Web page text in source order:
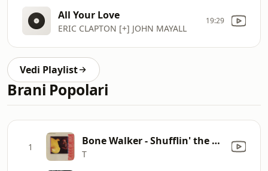
All Your Love
ERIC CLAPTON [+] JOHN MAYALL
19:29
Vedi Playlist
Brani Popolari
1 Bone Walker - Shufflin' the Blues
T